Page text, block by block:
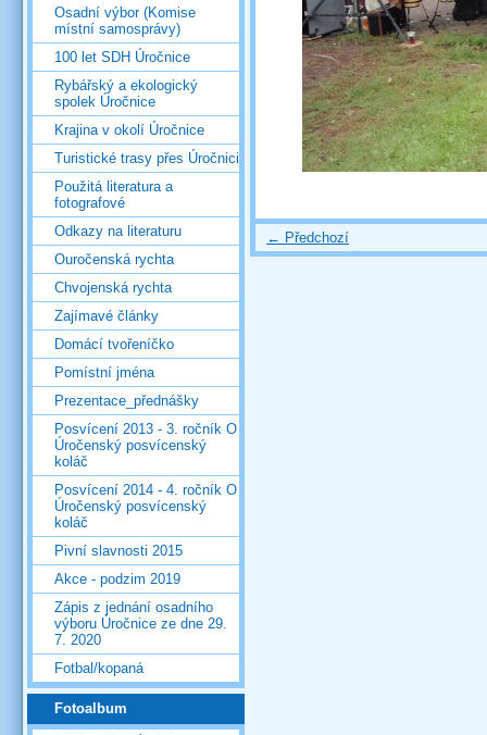
← Předchozí
Osadní výbor (Komise
místní samosprávy)
100 let SDH Úročnice
Rybářský a ekologický
spolek Úročnice
Krajina v okolí Úročnice
Turistické trasy přes Úročnici
Použitá literatura a
fotografové
Odkazy na literaturu
Ouročenská rychta
Chvojenská rychta
Zajímavé články
Domácí tvořeníčko
Pomístní jména
Prezentace_přednášky
Posvícení 2013 - 3. ročník O
Úročenský posvícenský
koláč
Posvícení 2014 - 4. ročník O
Úročenský posvícenský
koláč
Pivní slavnosti 2015
Akce - podzim 2019
Zápis z jednání osadního
výboru Úročnice ze dne 29.
7. 2020
Fotbal/kopaná
Fotoalbum